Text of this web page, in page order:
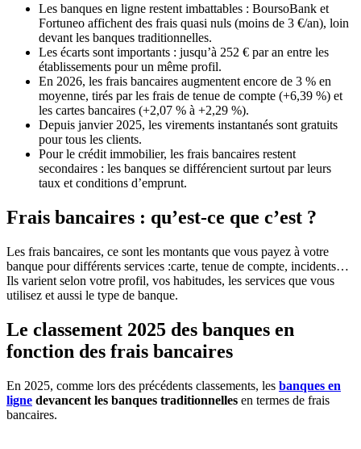
Les banques en ligne restent imbattables : BoursoBank et
Fortuneo affichent des frais quasi nuls (moins de 3 €/an), loin
devant les banques traditionnelles.
Les écarts sont importants : jusqu’à 252 € par an entre les
établissements pour un même profil.
En 2026, les frais bancaires augmentent encore de 3 % en
moyenne, tirés par les frais de tenue de compte (+6,39 %) et
les cartes bancaires (+2,07 % à +2,29 %).
Depuis janvier 2025, les virements instantanés sont gratuits
pour tous les clients.
Pour le crédit immobilier, les frais bancaires restent
secondaires : les banques se différencient surtout par leurs
taux et conditions d’emprunt.
Frais bancaires : qu’est-ce que c’est ?
Les frais bancaires, ce sont les montants que vous payez à votre
banque pour différents services :carte, tenue de compte, incidents…
Ils varient selon votre profil, vos habitudes, les services que vous
utilisez et aussi le type de banque.
Le classement 2025 des banques en
fonction des frais bancaires
En 2025, comme lors des précédents classements, les banques en
ligne devancent les banques traditionnelles en termes de frais
bancaires.